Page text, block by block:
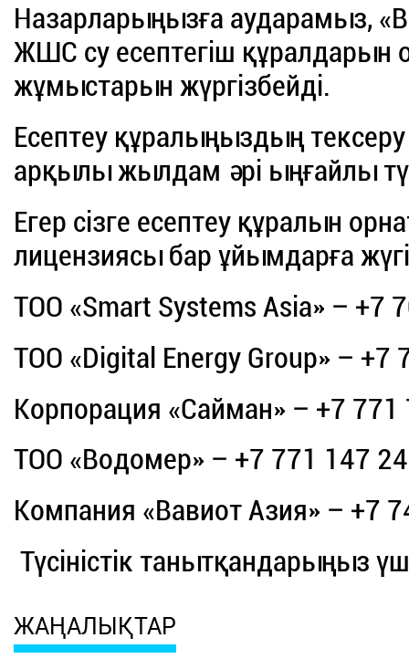
Назарларыңызға аударамыз,
ЖШС су есептегіш құралдарын
жұмыстарын жүргізбейді.
Есептеу құралыңыздың тексеру
арқылы жылдам әрі ыңғайлы
Егер сізге есептеу құралын
лицензиясы бар ұйымдарға
ТОО «Smart Systems Asia» – +7
ТОО «Digital Energy Group» –
Корпорация «Сайман» – +7
ТОО «Водомер» – +7 771 147
Компания «Вавиот Азия» – +7
Түсіністік танытқандарыңыз
ЖАҢАЛЫҚТАР